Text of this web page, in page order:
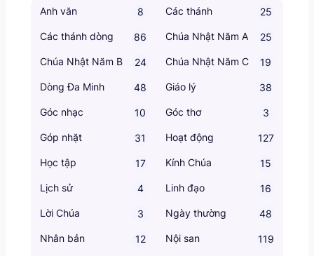
Anh văn 8 Các thánh 25
Các thánh dòng 86 Chúa Nhật Năm A 25
Chúa Nhật Năm B 24 Chúa Nhật Năm C 19
Dòng Đa Minh 48 Giáo lý 38
Góc nhạc 10 Góc thơ 3
Góp nhặt 31 Hoạt động 127
Học tập 17 Kính Chúa 15
Lịch sử 4 Linh đạo 16
Lời Chúa 3 Ngày thường 48
Nhân bản 12 Nội san 119